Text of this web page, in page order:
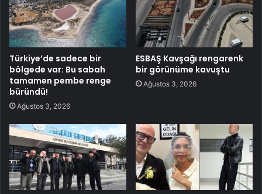
Türkiye’de sadece bir
bölgede var: Bu sabah
tamamen pembe renge
büründü!
Ağustos 3, 2026
ESBAŞ Kavşağı rengarenk
bir görünüme kavuştu
Ağustos 3, 2026